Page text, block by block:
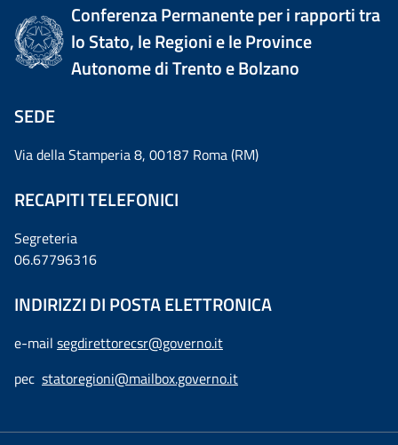
Conferenza Permanente per i rapporti tra
lo Stato, le Regioni e le Province
Autonome di Trento e Bolzano
SEDE
Via della Stamperia 8, 00187 Roma (RM)
RECAPITI TELEFONICI
Segreteria
06.67796316
INDIRIZZI DI POSTA ELETTRONICA
e-mail segdirettorecsr@governo.it
pec statoregioni@mailbox.governo.it